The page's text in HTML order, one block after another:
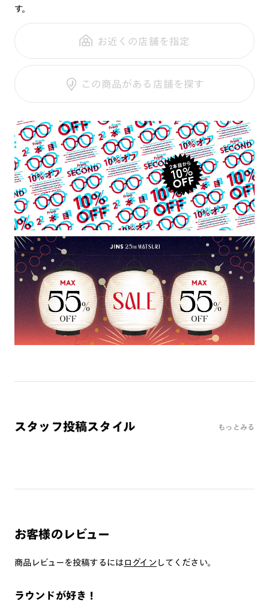
鼻パッド：
テンプル：メタル
可視光調光SCREEN
調光レンズ
調光UVダブルカット
調光SCREEN
くもり止めレンズ
カラーレンズ：ダークカラー
カラーレンズ：ライトカラー
カラーレンズ：トレンドカラー
コンシーラーカラー
コンシーラーカラーUVダブルカット
チークカラー
偏光レンズ
アクティブレンズ
UVダブルカットレンズ
JINS VIOLET+
ミラーレンズ
※オンラインショップで作成可能なレンズはショッピングカート内で表示され
るレンズに限ります。それ以外の対応レンズについてはJINS実店舗でお取り扱
いしております。
※注文時に【度つき】→【レンズ交換券を発行】をお選びのうえ、店頭にてオ
プションレンズ代金をお支払いください。（※一部レンズ交換不可の商品を
ガネを作成できますか？
み）をご注文の場合、レンズ交換券を選択後に店舗にて度
商品とレンズ交換券が届きましたらお近くのJINS店舗へご
作成日数をいただきます。
全国の店舗で無料フィッティング
修理のご相談もいつでもお気軽に
ご利用ガイド
す。
お近くの店舗を指定
この商品がある店舗を探す
スタッフ投稿スタイル もっとみる
お客様のレビュー
商品レビューを投稿するにはログイン してください。
ラウンドが好き！